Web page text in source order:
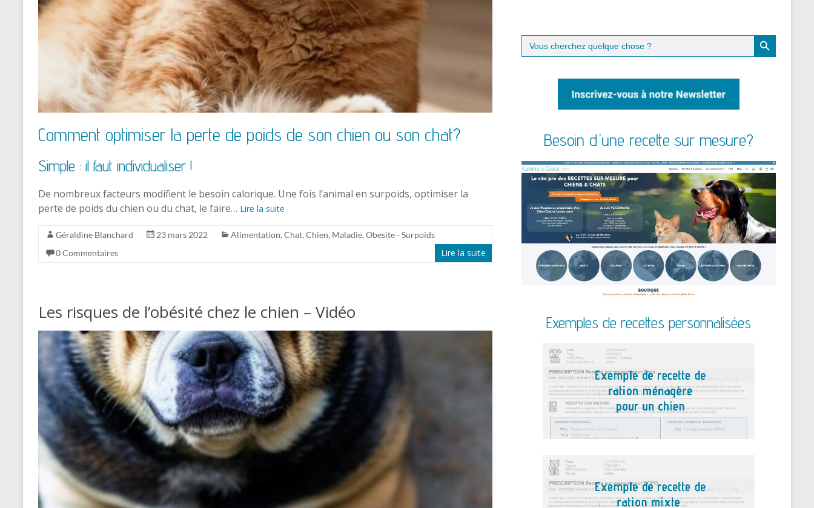
Comment optimiser la perte de poids de son chien ou son chat?
Simple : il faut individualiser !
De nombreux facteurs modifient le besoin calorique. Une fois l’animal en surpoids, optimiser la
perte de poids du chien ou du chat, le faire… Lire la suite
Géraldine Blanchard 23 mars 2022 Alimentation, Chat, Chien, Maladie, Obesite - Surpoids
0 Commentaires
Lire la suite
Les risques de l’obésité chez le chien – Vidéo
Search
for:
Search Button
Besoin d'une recette sur mesure?
Exemples de recettes personnalisées